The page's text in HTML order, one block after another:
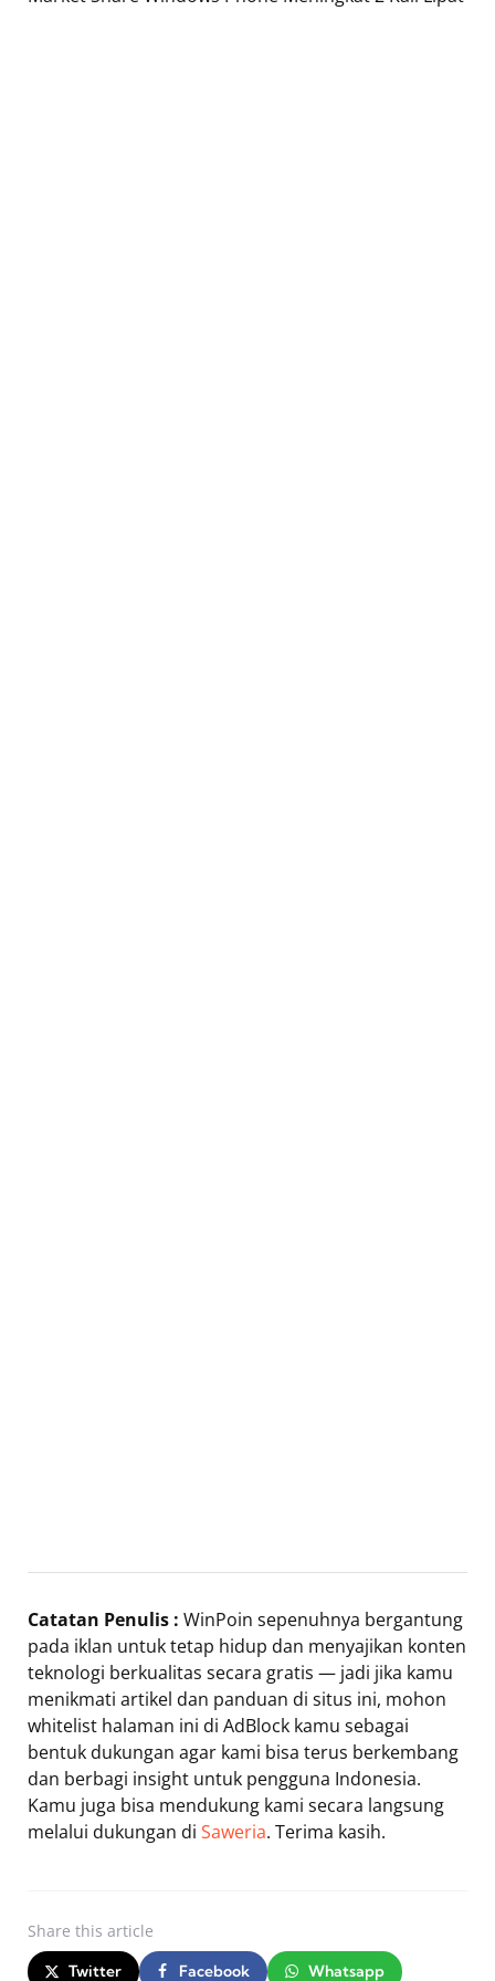
Catatan Penulis : WinPoin sepenuhnya bergantung
pada iklan untuk tetap hidup dan menyajikan konten
teknologi berkualitas secara gratis — jadi jika kamu
menikmati artikel dan panduan di situs ini, mohon
whitelist halaman ini di AdBlock kamu sebagai
bentuk dukungan agar kami bisa terus berkembang
dan berbagi insight untuk pengguna Indonesia.
Kamu juga bisa mendukung kami secara langsung
melalui dukungan di Saweria. Terima kasih.
Share this article
Twitter Facebook Whatsapp